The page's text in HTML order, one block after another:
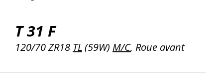
T 31 F
120/70 ZR18 TL(59W) M/C, Roue avant